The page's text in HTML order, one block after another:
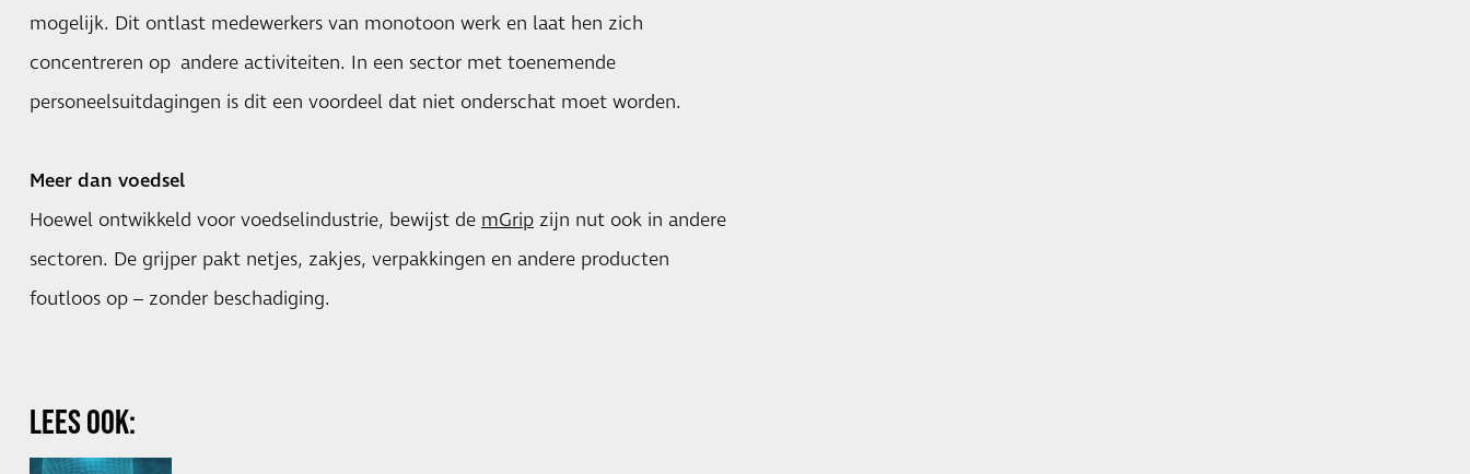
mogelijk. Dit ontlast medewerkers van monotoon werk en laat hen zich
concentreren op andere activiteiten. In een sector met toenemende
personeelsuitdagingen is dit een voordeel dat niet onderschat moet worden.
Meer dan voedsel
Hoewel ontwikkeld voor voedselindustrie, bewijst demGripzijn nut ook in andere
sectoren. De grijper pakt netjes, zakjes, verpakkingen en andere producten
foutloos op – zonder beschadiging.
LEES OOK: